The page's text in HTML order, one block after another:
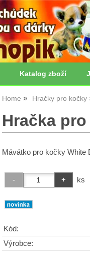
Katalog zboží
Home Hračky pro kočky
Hračka
Mávátko pro kočky White
ks
Kód:
Výrobce: